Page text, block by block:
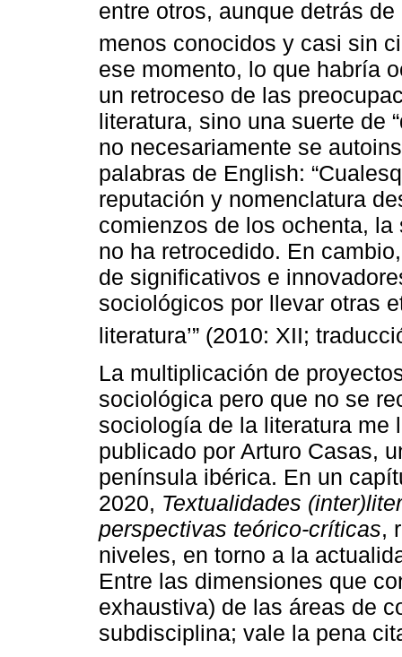
entre otros, aunque detrás
menos conocidos y casi sin
ese momento, lo que habría
un retroceso de las
literatura, sino una suerte de
no necesariamente se
palabras de English:
reputación y nomenclatura
comienzos de los ochenta,
no ha retrocedido. En
de significativos e
sociológicos por llevar otras
literatura’” (2010: XII;
La multiplicación de
sociológica pero que no se
sociología de la literatura me
publicado por Arturo Casas,
península ibérica. En un
2020, Textualidades
perspectivas teórico-críticas,
niveles, en torno a la
Entre las dimensiones que
exhaustiva) de las áreas de
subdisciplina; vale la pena